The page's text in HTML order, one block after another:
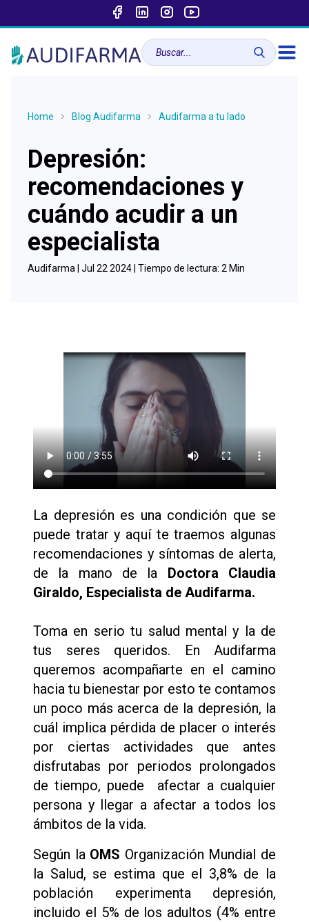
Home Blog Audifarma Audifarma a tu lado
Depresión:
recomendaciones y
cuándo acudir a un
especialista
Audifarma | Jul 22 2024 | Tiempo de lectura: 2 Min
La depresión es una condición que se
puede tratar y aquí te traemos algunas
recomendaciones y síntomas de alerta,
de la mano de la Doctora Claudia
Giraldo, Especialista de Audifarma.
Toma en serio tu salud mental y la de
tus seres queridos. En Audifarma
queremos acompañarte en el camino
hacia tu bienestar por esto te contamos
un poco más acerca de la depresión, la
cuál implica pérdida de placer o interés
por ciertas actividades que antes
disfrutabas por periodos prolongados
de tiempo, puede afectar a cualquier
persona y llegar a afectar a todos los
ámbitos de la vida.
Según la OMS Organización Mundial de
la Salud, se estima que el 3,8% de la
población experimenta depresión,
incluido el 5% de los adultos (4% entre